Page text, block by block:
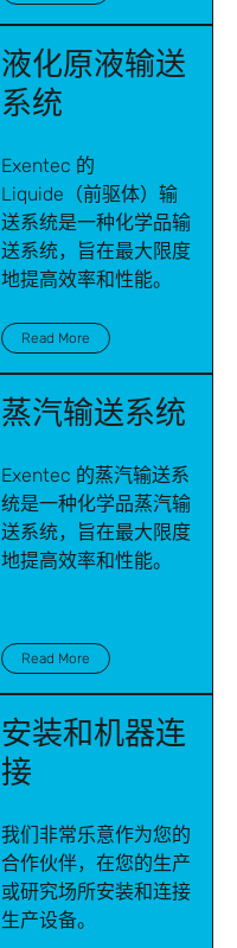
液化原液输送
系统
Exentec 的
Liquide（前驱体）输
送系统是一种化学品输
送系统，旨在最大限度
地提高效率和性能。
Read More
蒸汽输送系统
Exentec 的蒸汽输送系
统是一种化学品蒸汽输
送系统，旨在最大限度
地提高效率和性能。
Read More
安装和机器连
接
我们非常乐意作为您的
合作伙伴，在您的生产
或研究场所安装和连接
生产设备。